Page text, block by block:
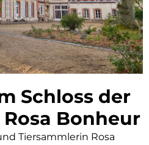
Schloss der
Bonheur
Tiersammlerin Rosa